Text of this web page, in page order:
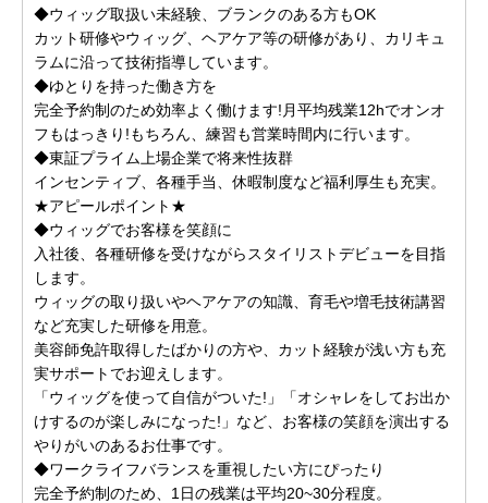
◆ウィッグ取扱い未経験、ブランクのある方もOK
カット研修やウィッグ、ヘアケア等の研修があり、カリキュ
ラムに沿って技術指導しています。
◆ゆとりを持った働き方を
完全予約制のため効率よく働けます!月平均残業12hでオンオ
フもはっきり!もちろん、練習も営業時間内に行います。
◆東証プライム上場企業で将来性抜群
インセンティブ、各種手当、休暇制度など福利厚生も充実。
★アピールポイント★
◆ウィッグでお客様を笑顔に
入社後、各種研修を受けながらスタイリストデビューを目指
します。
ウィッグの取り扱いやヘアケアの知識、育毛や増毛技術講習
など充実した研修を用意。
美容師免許取得したばかりの方や、カット経験が浅い方も充
実サポートでお迎えします。
「ウィッグを使って自信がついた!」「オシャレをしてお出か
けするのが楽しみになった!」など、お客様の笑顔を演出する
やりがいのあるお仕事です。
◆ワークライフバランスを重視したい方にぴったり
完全予約制のため、1日の残業は平均20~30分程度。